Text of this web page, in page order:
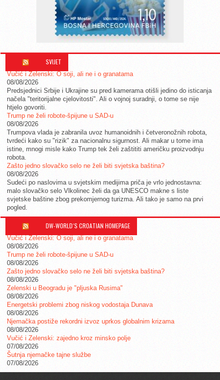
SVIJET
Vučić i Zelenski: O soji, ali ne i o granatama
08/08/2026
Predsjednici Srbije i Ukrajine su pred kamerama otišli jedino do isticanja
načela "teritorijalne cjelovitosti". Ali o vojnoj suradnji, o tome se nije
htjelo govoriti.
Trump ne želi robote-špijune u SAD-u
08/08/2026
Trumpova vlada je zabranila uvoz humanoidnih i četveronožnih robota,
tvrdeći kako su "rizik" za nacionalnu sigurnost. Ali makar u tome ima
istine, mnogi misle kako Trump tek želi zaštititi američku proizvodnju
robota.
Zašto jedno slovačko selo ne želi biti svjetska baština?
08/08/2026
Sudeći po naslovima u svjetskim medijima priča je vrlo jednostavna:
malo slovačko selo Vlkolinec želi da ga UNESCO makne s liste
svjetske baštine zbog prekomjernog turizma. Ali tako je samo na prvi
pogled.
DW-WORLD´S CROATIAN HOMEPAGE
Vučić i Zelenski: O soji, ali ne i o granatama
08/08/2026
Trump ne želi robote-špijune u SAD-u
08/08/2026
Zašto jedno slovačko selo ne želi biti svjetska baština?
08/08/2026
Zelenski u Beogradu je "pljuska Rusima"
08/08/2026
Energetski problemi zbog niskog vodostaja Dunava
08/08/2026
Njemačka postiže rekordni izvoz uprkos globalnim krizama
08/08/2026
Vučić i Zelenski: zajedno kroz minsko polje
07/08/2026
Šutnja njemačke tajne službe
07/08/2026